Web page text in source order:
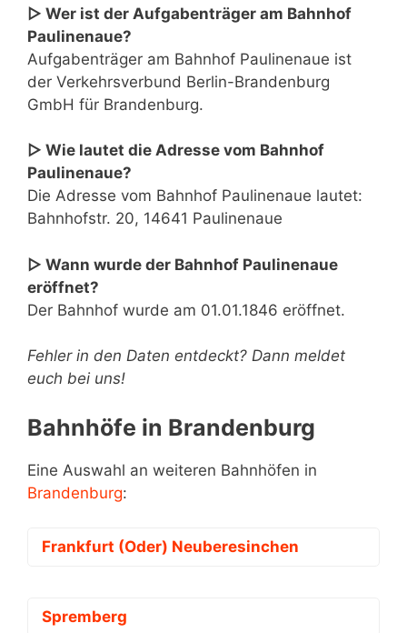
▷ Wer ist der Aufgabenträger am Bahnhof
Paulinenaue?
Aufgabenträger am Bahnhof Paulinenaue ist
der Verkehrsverbund Berlin-Brandenburg
GmbH für Brandenburg.
▷ Wie lautet die Adresse vom Bahnhof
Paulinenaue?
Die Adresse vom Bahnhof Paulinenaue lautet:
Bahnhofstr. 20, 14641 Paulinenaue
▷ Wann wurde der Bahnhof Paulinenaue
eröffnet?
Der Bahnhof wurde am 01.01.1846 eröffnet.
Fehler in den Daten entdeckt? Dann meldet
euch bei uns!
Bahnhöfe in Brandenburg
Eine Auswahl an weiteren Bahnhöfen in
Brandenburg:
Frankfurt (Oder) Neuberesinchen
Spremberg